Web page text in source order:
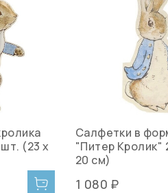
(23 х
Салфетки в
"Питер Кролик"
20 см)
1 080 ₽